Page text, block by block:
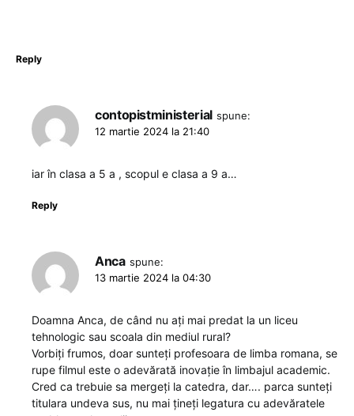
Reply
contopistministerial spune:
12 martie 2024 la 21:40
iar în clasa a 5 a , scopul e clasa a 9 a…
Reply
Anca spune:
13 martie 2024 la 04:30
Doamna Anca, de când nu ați mai predat la un liceu
tehnologic sau scoala din mediul rural?
Vorbiți frumos, doar sunteți profesoara de limba romana, se
rupe filmul este o adevărată inovație în limbajul academic.
Cred ca trebuie sa mergeți la catedra, dar…. parca sunteți
titulara undeva sus, nu mai țineți legatura cu adevăratele